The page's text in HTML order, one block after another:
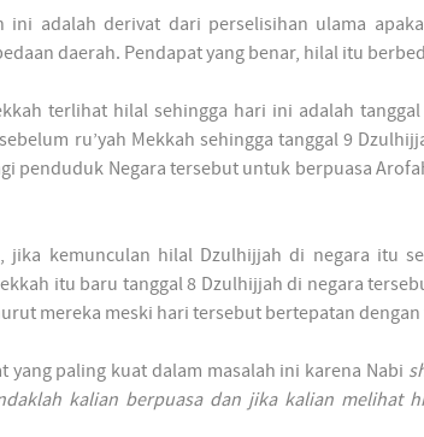
ini adalah derivat dari perselisihan ulama
daerah. Pendapat yang benar, hilal itu
terlihat hilal sehingga hari ini adalah
ru’yah Mekkah sehingga tanggal 9
penduduk Negara tersebut untuk berpuasa
jika kemunculan hilal Dzulhijjah di negara itu
itu baru tanggal 8 Dzulhijjah di negara
mereka meski hari tersebut bertepatan
yang paling kuat dalam masalah ini karena Nabi
kalian berpuasa dan jika kalian melihat